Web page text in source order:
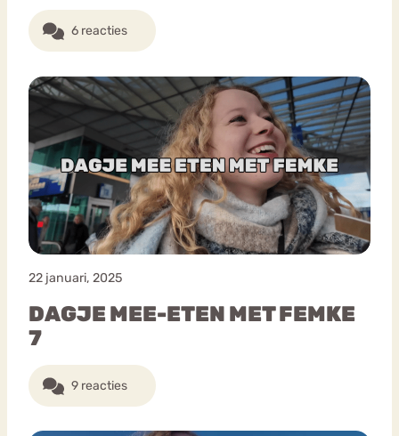
6 reacties
22 januari, 2025
DAGJE MEE-ETEN MET FEMKE
7
9 reacties